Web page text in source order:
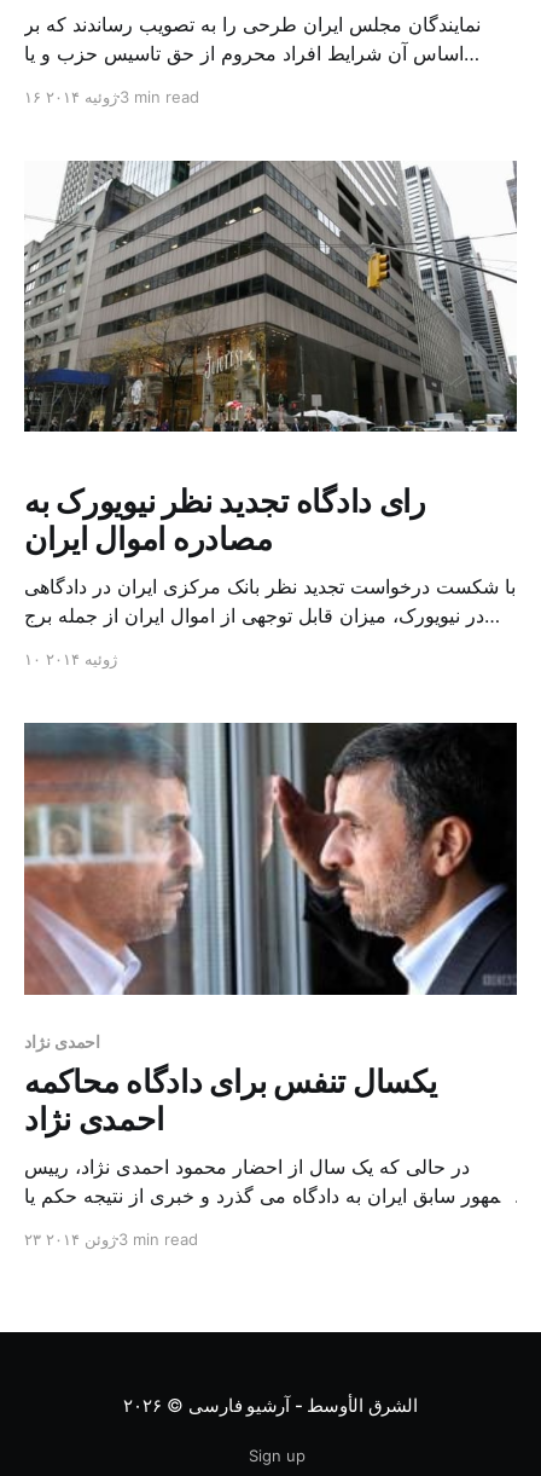
نمایندگان مجلس ایران طرحی را به تصویب رساندند که بر
اساس آن شرایط افراد محروم از حق تاسیس حزب و یا
فعالیت های حزبی اعمال می شود. به گزارش خبرگزاری
سیاسی که روز سه […]
۱۶ ژوئیه ۲۰۱۴3 min read
رای دادگاه تجدید نظر نیویورک به
مصادره اموال ایران
با شکست درخواست تجدید نظر بانک مرکزی ایران در دادگاهی
در نیویورک، میزان قابل توجهی از اموال ایران از جمله برج
های قربانیان آمریکایی بعضی بمب گذاری ها از جمله بمب
۱۰ ژوئیه ۲۰۱۴
احمدی نژاد
یکسال تنفس برای دادگاه محاکمه
احمدی نژاد
در حالی که یک سال از احضار محمود احمدی نژاد، رییس
جمهور سابق ایران به دادگاه می گذرد و خبری از نتیجه حکم یا
درخواست محاکمه وی را مطرح کرده اند. مصطفی افضلی فر
۲۳ ژوئن ۲۰۱۴3 min read
الشرق الأوسط - آرشیو فارسی © ۲۰۲۶
Sign up